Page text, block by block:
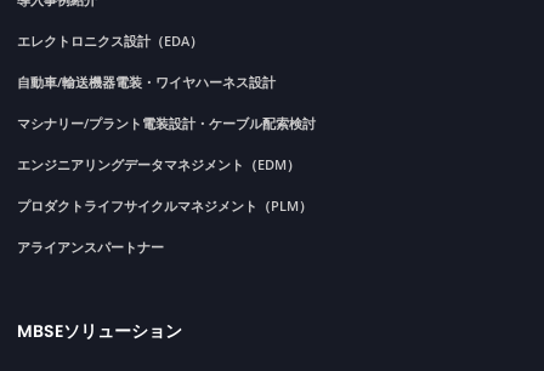
エレクトロニクス設計（EDA）
自動車/輸送機器電装・ワイヤハーネス設計
マシナリー/プラント電装設計・ケーブル配索検討
エンジニアリングデータマネジメント（EDM）
プロダクトライフサイクルマネジメント（PLM）
アライアンスパートナー
MBSEソリューション